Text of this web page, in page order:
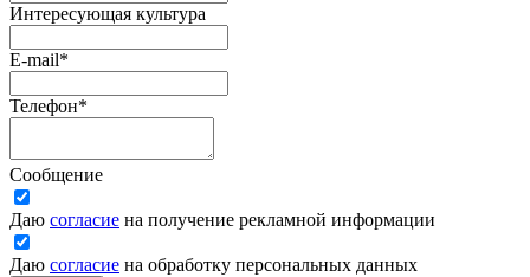
Интересующая культура
E-mail*
Телефон*
Сообщение
Даю согласие на получение рекламной информации
Даю согласие на обработку персональных данных